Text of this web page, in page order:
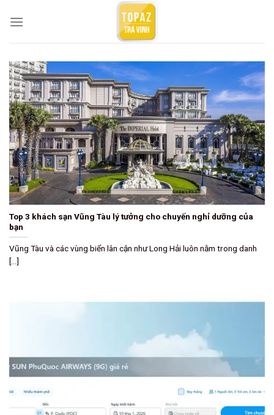
Top 3 khách sạn Vũng Tàu lý tưởng cho chuyến nghỉ dưỡng của
bạn
Vũng Tàu và các vùng biển lân cận như Long Hải luôn nằm trong danh
[...]